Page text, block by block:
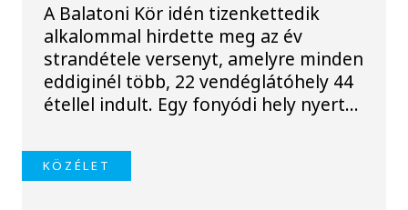
A Balatoni Kör idén tizenkettedik
alkalommal hirdette meg az év
strandétele versenyt, amelyre minden
eddiginél több, 22 vendéglátóhely 44
étellel indult. Egy fonyódi hely nyert...
KÖZÉLET